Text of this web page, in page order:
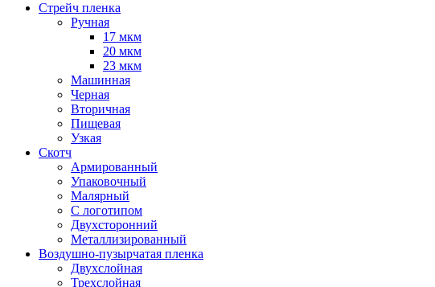
Стрейч пленка
Ручная
17 мкм
20 мкм
23 мкм
Машинная
Черная
Вторичная
Пищевая
Узкая
Скотч
Армированный
Упаковочный
Малярный
С логотипом
Двухсторонний
Металлизированный
Воздушно-пузырчатая пленка
Двухслойная
Трехслойная